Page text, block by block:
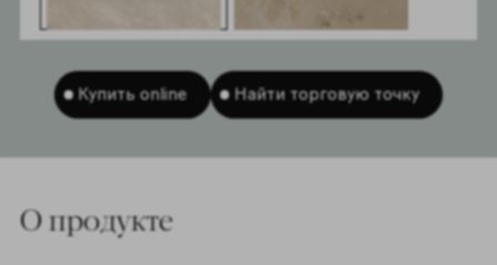
Купить online Найти торговую точку
O продукте